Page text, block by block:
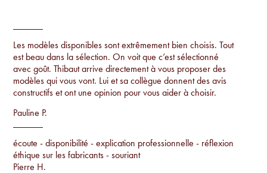
Les modèles disponibles sont extrêmement bien choisis. Tout
est beau dans la sélection. On voit que c’est sélectionné
avec goût. Thibaut arrive directement à vous proposer des
modèles qui vous vont. Lui et sa collègue donnent des avis
constructifs et ont une opinion pour vous aider à choisir.
Pauline P.
écoute - disponibilité - explication professionnelle - réflexion
éthique sur les fabricants - souriant
Pierre H.